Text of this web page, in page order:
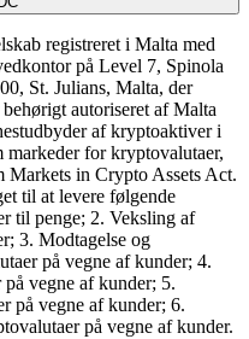
registreret i Malta med
på Level 7, Spinola
St. Julians, Malta, der
behørigt autoriseret af Malta
af kryptoaktiver i
for kryptovalutaer,
Markets in Crypto Assets Act.
til at levere følgende
til penge; 2. Veksling af
3. Modtagelse og
på vegne af kunder; 4.
vegne af kunder; 5.
på vegne af kunder; 6.
på vegne af kunder.